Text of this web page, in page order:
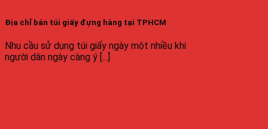
Địa chỉ bán túi giấy đựng hàng tại TPHCM
Nhu cầu sử dụng túi giấy ngày một nhiều khi
người dân ngày càng ý [...]